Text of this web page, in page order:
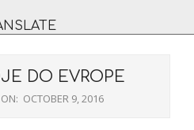
DO EVROPE
ON: OCTOBER 9, 2016